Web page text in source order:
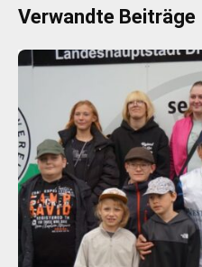
Verwandte Beiträge